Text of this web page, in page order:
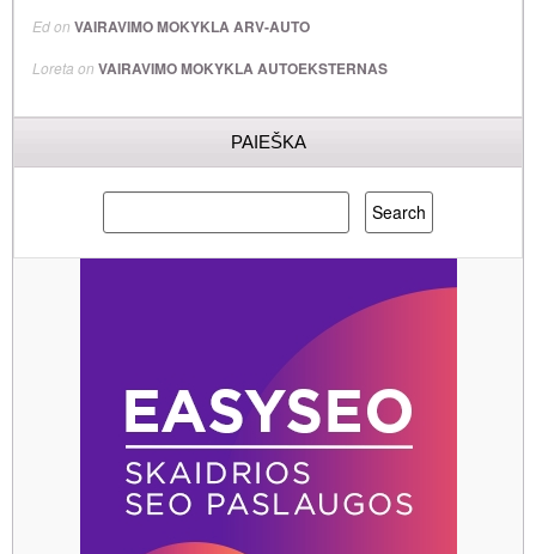
Edon VAIRAVIMO MOKYKLA ARV-AUTO
Loreta on VAIRAVIMO MOKYKLA AUTOEKSTERNAS
PAIEŠKA